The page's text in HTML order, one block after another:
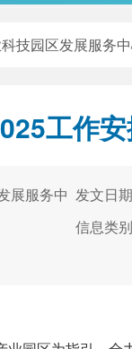
技园区发展服务
工作
展服务中 发文日
信息类